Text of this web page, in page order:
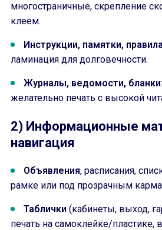
многостраничные, скрепление
клеем.
Инструкции, памятки,
ламинация для долговечности.
Журналы, ведомости, бланки
желательно печать с высокой
2) Информационные
навигация
Объявления, расписания,
рамке или под прозрачным
Таблички (кабинеты, выход,
печать на самоклейке/